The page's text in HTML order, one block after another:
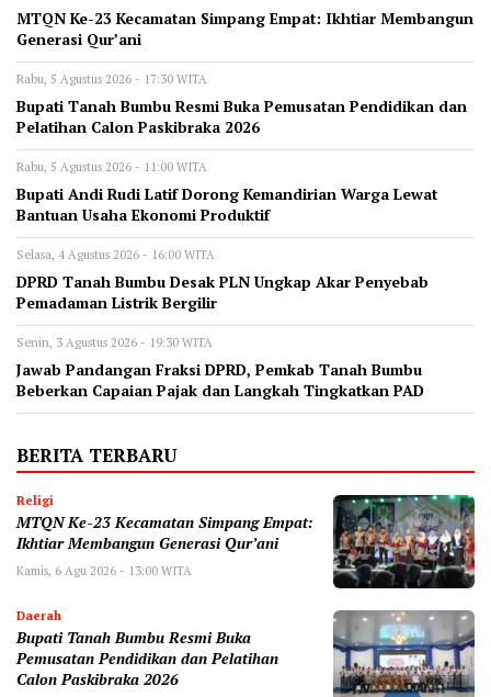
MTQN Ke-23 Kecamatan Simpang Empat: Ikhtiar Membangun
Generasi Qur’ani
Rabu, 5 Agustus 2026 - 17:30 WITA
Bupati Tanah Bumbu Resmi Buka Pemusatan Pendidikan dan
Pelatihan Calon Paskibraka 2026
Rabu, 5 Agustus 2026 - 11:00 WITA
Bupati Andi Rudi Latif Dorong Kemandirian Warga Lewat
Bantuan Usaha Ekonomi Produktif
Selasa, 4 Agustus 2026 - 16:00 WITA
DPRD Tanah Bumbu Desak PLN Ungkap Akar Penyebab
Pemadaman Listrik Bergilir
Senin, 3 Agustus 2026 - 19:30 WITA
Jawab Pandangan Fraksi DPRD, Pemkab Tanah Bumbu
Beberkan Capaian Pajak dan Langkah Tingkatkan PAD
BERITA TERBARU
Religi
MTQN Ke-23 Kecamatan Simpang Empat:
Ikhtiar Membangun Generasi Qur’ani
Kamis, 6 Agu 2026 - 13:00 WITA
Daerah
Bupati Tanah Bumbu Resmi Buka
Pemusatan Pendidikan dan Pelatihan
Calon Paskibraka 2026